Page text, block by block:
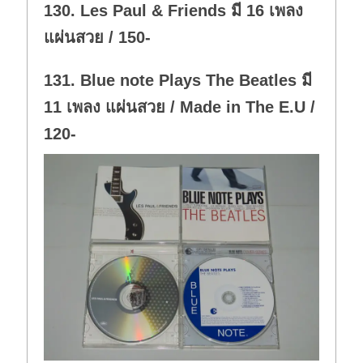
n
.
130. Les Paul & Friends มี 16 เพลง
แผ่นสวย / 150-
131. Blue note Plays The Beatles มี
11 เพลง แผ่นสวย / Made in The E.U /
120-